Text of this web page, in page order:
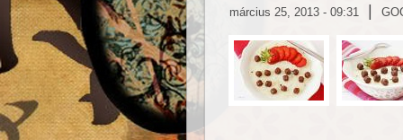
március 25, 2013 - 09:31 |